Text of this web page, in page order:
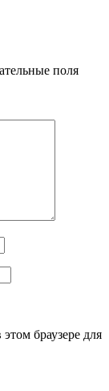
поля
браузере для